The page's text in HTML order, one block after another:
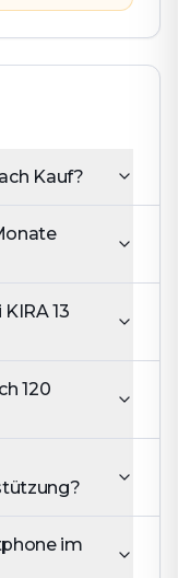
Kauf?
13
120
im